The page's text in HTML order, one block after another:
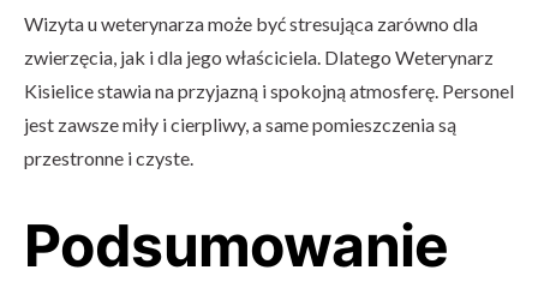
Wizyta u weterynarza może być stresująca zarówno dla
zwierzęcia, jak i dla jego właściciela. Dlatego Weterynarz
Kisielice stawia na przyjazną i spokojną atmosferę. Personel
jest zawsze miły i cierpliwy, a same pomieszczenia są
przestronne i czyste.
Podsumowanie